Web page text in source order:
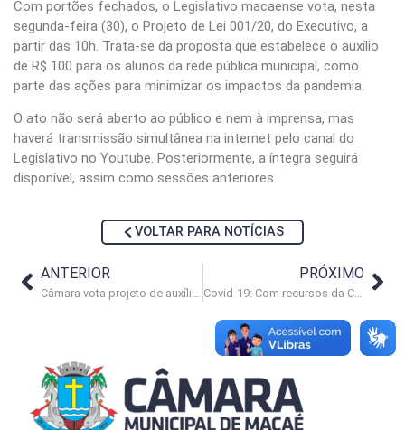
Com portões fechados, o Legislativo macaense vota, nesta
segunda-feira (30), o Projeto de Lei 001/20, do Executivo, a
partir das 10h. Trata-se da proposta que estabelece o auxílio
de R$ 100 para os alunos da rede pública municipal, como
parte das ações para minimizar os impactos da pandemia.
O ato não será aberto ao público e nem à imprensa, mas
haverá transmissão simultânea na internet pelo canal do
Legislativo no Youtube. Posteriormente, a íntegra seguirá
disponível, assim como sessões anteriores.
VOLTAR PARA NOTÍCIAS
ANTERIOR PRÓXIMO
Covid-19: Com recursos da Câmara, auxílio para estudantes dobra de valor